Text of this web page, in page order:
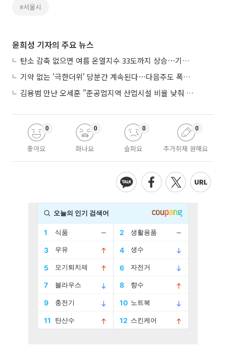
#서울시
윤희성 기자의 주요 뉴스
탄소 감축 없으면 여름 온열지수 33도까지 상승⋯기상청, 2100년 미래전망
기약 없는 '극한더위' 당분간 계속된다⋯다음주도 폭염·열대야 지속
김용범 만난 오세훈 "준공업지역 산업시설 비율 낮춰 공급 늘려야"
좋아요
0
화나요
0
슬퍼요
0
추가취재 원해요
0